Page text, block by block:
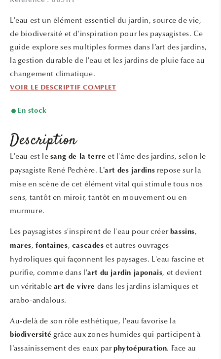
une
fenêtre
modale
L'eau est un élément essentiel du jardin, source de vie,
de biodiversité et d'inspiration pour les paysagistes. Ce
guide explore ses multiples formes dans l’art des jardins,
la gestion durable de l'eau et les jardins de pluie face au
changement climatique.
VOIR LE DESCRIPTIF COMPLET
En stock
Description
L'eau est le sang de la terre et l'âme des jardins, selon le
paysagiste René Pechère. L’art des jardins repose sur la
mise en scène de cet élément vital qui stimule tous nos
sens, tantôt en miroir, tantôt en mouvement ou en
murmure.
Les paysagistes s'inspirent de l'eau pour créer bassins,
mares,fontaines, cascades et autres ouvrages
hydroliques qui façonnent les paysages. L'eau fascine et
purifie, comme dans l'art du jardin japonais, et devient
un véritable art de vivre dans les jardins islamiques et
arabo-andalous.
Au-delà de son rôle esthétique, l'eau favorise la
biodiversité grâce aux zones humides qui participent à
l’assainissement des eaux par phytoépuration. Face au